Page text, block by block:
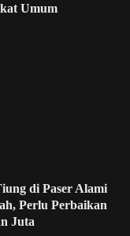
Umum
di Paser Alami
Perlu Perbaikan
Juta